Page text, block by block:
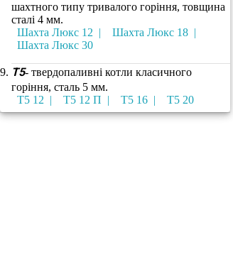
шахтного типу тривалого горіння, товщина
сталі 4 мм.
Шахта Люкс 12
Шахта Люкс 18
Шахта Люкс 30
Т5- твердопаливні котли класичного
горіння, сталь 5 мм.
Т5 12
Т5 12 П Т5 16 Т5 20